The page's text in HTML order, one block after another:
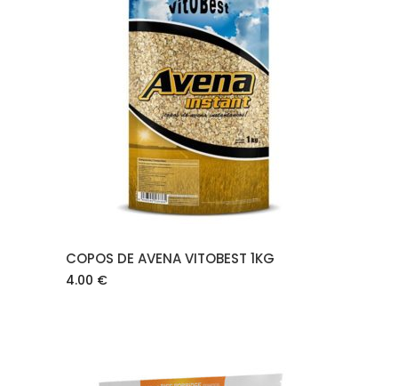
AÑADIR AL CARRITO
COPOS DE AVENA VITOBEST 1KG
4.00 €